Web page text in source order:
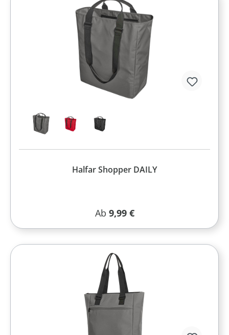
Halfar Shopper DAILY
Regulärer Preis:
Ab 9,99 €